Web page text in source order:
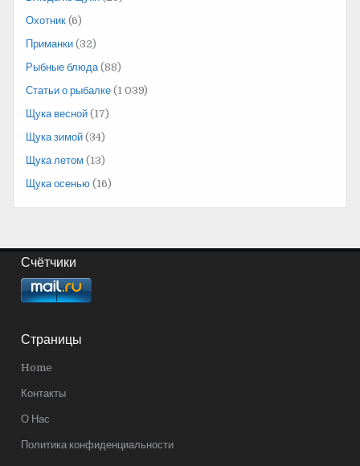
Охотник (6)
Приманки (32)
Рыбные блюда (88)
Статьи о рыбалке (1 039)
Щука весной (17)
Щука зимой (34)
Щука летом (13)
Щука осенью (16)
Счётчики
Страницы
Home
Контакты
О Нас
Политика конфиденциальности